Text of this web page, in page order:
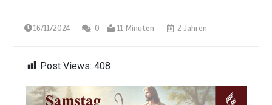
16/11/2024 0 11 Minuten 2 Jahren
Post Views: 408